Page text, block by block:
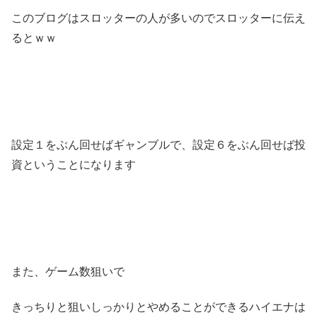
このブログはスロッターの人が多いのでスロッターに伝え
るとｗｗ
設定１をぶん回せばギャンブルで、設定６をぶん回せば投
資ということになります
また、ゲーム数狙いで
きっちりと狙いしっかりとやめることができるハイエナは